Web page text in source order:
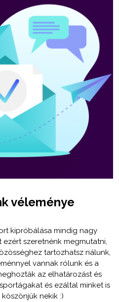
véleménye
kipróbálása mindig nagy
szeretnénk megmutatni,
tartozhatsz nálunk,
vannak rólunk és a
az elhatározást és
és ezáltal minket is
nekik :)